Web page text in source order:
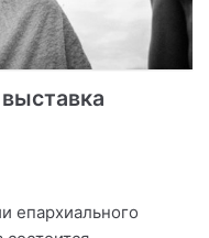
епархиального